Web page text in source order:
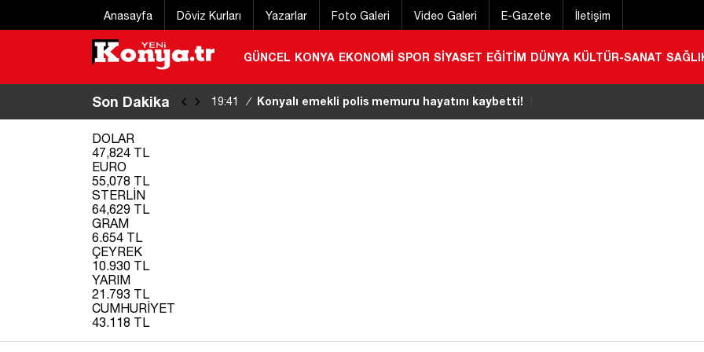
Anasayfa Döviz Kurları Yazarlar Foto Galeri Video Galeri E-Gazete İletişim
GÜNCEL KONYA EKONOMİ SPOR SİYASET EĞİTİM DÜNYA KÜLTÜR-SANAT
Son Dakika 19:18 / 81 ilde eş zamanlı aile kampı: 10 bin aile doğayla buluştu
DOLAR
47,824 TL
EURO
55,078 TL
STERLİN
64,629 TL
GRAM
6.654 TL
ÇEYREK
10.930 TL
YARIM
21.793 TL
CUMHURİYET
43.118 TL